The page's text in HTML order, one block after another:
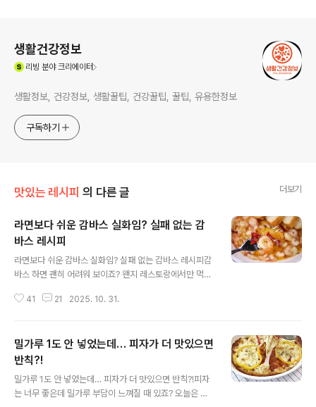
생활건강정보
리빙 분야 크리에이터
생활정보, 건강정보, 생활꿀팁, 건강꿀팁, 꿀팁, 유용한정보
구독하기
맛있는 레시피 의 다른 글 더보기
라면보다 쉬운 감바스 실화임? 실패 없는 감
바스 레시피
라면보다 쉬운 감바스 실화임? 실패 없는 감바스 레시피감
바스 하면 괜히 어려워 보이죠? 왠지 레스토랑에서만 먹을
것보다 훨씬 쉬운 메뉴예요. 집에서 간단히 만들어도 풍미
인 감바스 드셔보세요. 새우, 올리브유, 마늘, 페퍼론치노,
소금, 후추, 그리고 바게트를 준비했어요. 딱 이게 끝이에
요! 복잡한 양념도, 어려운 조리도 없답니다~ 새우는 깨끗
이 씻은 뒤 물기를 완전히 제거해주세요. 물기가 남으면 기
름이 튈 수 있어요. 저는 칵테일새우를 썼는데 큰 새우를 쓰
41 21 2025. 10. 31.
밀가루 1도 안 넣었는데… 피자가 더 맛있으면
반칙?!
밀가루 1도 안 넣었는데… 피자가 더 맛있으면 반칙?!피자
는 너무 좋은데 밀가루 부담이 느껴질 때 있죠? 오늘은 밀